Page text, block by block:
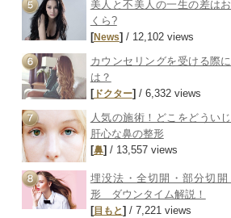
美人と不美人の一生の差は
くら?
[News] / 12,102 views
カウンセリングを受ける際
は？
[ドクター] / 6,332 views
人気の施術！どこをどうい
肝心な鼻の整形
[鼻] / 13,557 views
埋没法・全切開・部分切
形 ダウンタイム解説！
[目もと] / 7,221 views